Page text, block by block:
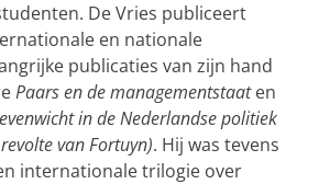
De Vries publiceert
en nationale
publicaties van zijn hand
Paars en de managementstaaten
in de Nederlandse politiek
van Fortuyn). Hij was tevens
internationale trilogie over